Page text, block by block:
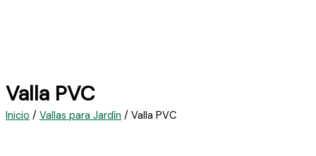
Valla PVC
Inicio / Vallas para Jardín / Valla PVC